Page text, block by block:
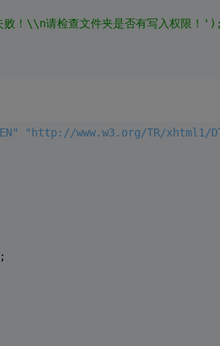
！\\n请检查文件夹是否有写入权限
EN" "http://www.w3.org/TR/